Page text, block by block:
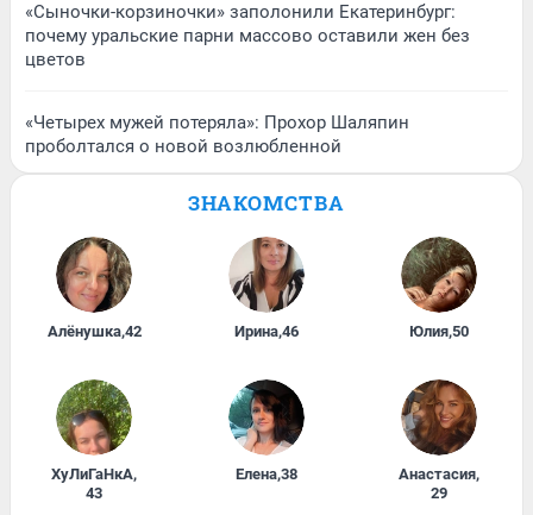
«Сыночки-корзиночки» заполонили Екатеринбург:
почему уральские парни массово оставили жен без
цветов
«Четырех мужей потеряла»: Прохор Шаляпин
проболтался о новой возлюбленной
ЗНАКОМСТВА
Алёнушка,42 Ирина,46 Юлия,50
ХуЛиГаНкА,
43
Елена,38 Анастасия,
29